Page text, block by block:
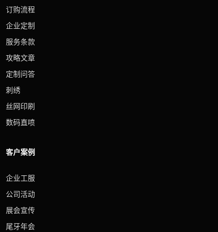
订购流程
企业定制
服务条款
攻略文章
定制问答
刺绣
丝网印刷
数码直喷
客户案例
企业工服
公司活动
展会宣传
尾牙年会